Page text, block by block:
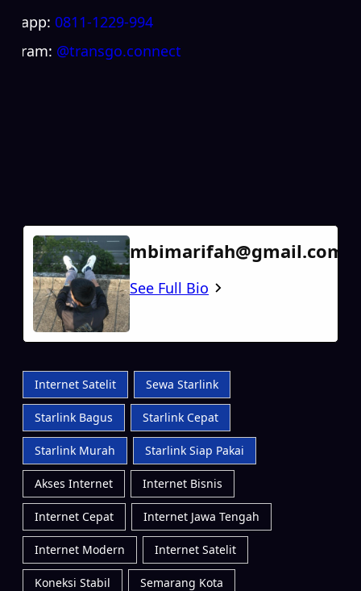
0811-1229-994
@transgo.connect
mbimarifah@gmail.com
See Full Bio
Internet Satelit Sewa Starlink
Starlink Bagus Starlink Cepat
Starlink Murah Starlink Siap Pakai
Akses Internet Internet Bisnis
Internet Cepat Internet Jawa Tengah
Internet Modern Internet Satelit
Koneksi Stabil Semarang Kota